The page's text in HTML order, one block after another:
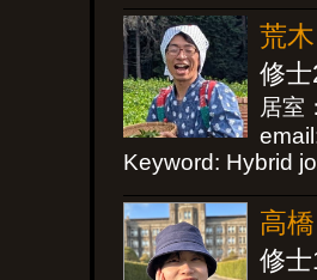
荒
修
居室
Keyword: Hybrid
高
修